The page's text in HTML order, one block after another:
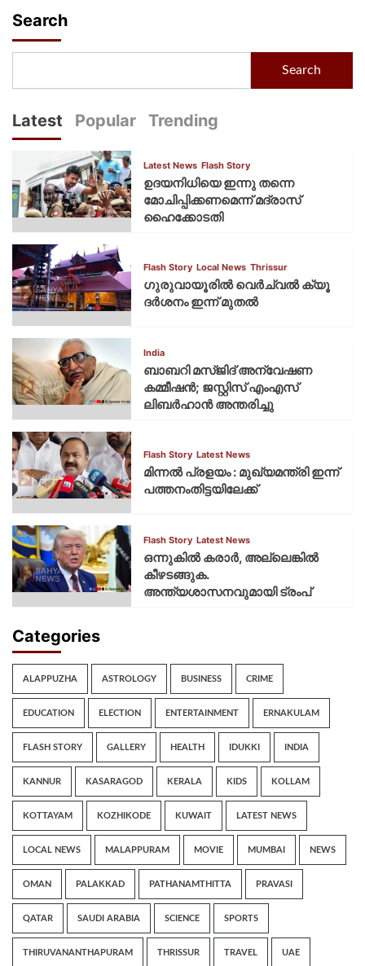
Search
Search
Latest Popular Trending
Latest News Flash Story
ഉദയനിധിയെ ഇന്നു തന്നെ
മോചിപ്പിക്കണമെന്ന് മദ്രാസ്
ഹൈക്കോടതി
Flash Story Local News Thrissur
ഗുരുവായൂരില്‍ വെര്‍ച്വല്‍ ക്യൂ
ദര്‍ശനം ഇന്ന് മുതല്‍
India
ബാബറി മസ്ജിദ് അന്വേഷണ
കമ്മീഷന്‍; ജസ്റ്റിസ് എംഎസ്
ലിബര്‍ഹാന്‍ അന്തരിച്ചു
Flash Story Latest News
മിന്നല്‍ പ്രളയം : മുഖ്യമന്ത്രി ഇന്ന്
പത്തനംതിട്ടയിലേക്ക്
Flash Story Latest News
ഒന്നുകില്‍ കരാര്‍, അല്ലെങ്കില്‍
കീഴടങ്ങുക.
അന്ത്യശാസനവുമായി ട്രംപ്
Categories
ALAPPUZHA ASTROLOGY BUSINESS CRIME
EDUCATION ELECTION ENTERTAINMENT ERNAKULAM
FLASH STORY GALLERY HEALTH IDUKKI INDIA
KANNUR KASARAGOD KERALA KIDS KOLLAM
KOTTAYAM KOZHIKODE KUWAIT LATEST NEWS
LOCAL NEWS MALAPPURAM MOVIE MUMBAI NEWS
OMAN PALAKKAD PATHANAMTHITTA PRAVASI
QATAR SAUDI ARABIA SCIENCE SPORTS
THIRUVANANTHAPURAM THRISSUR TRAVEL UAE